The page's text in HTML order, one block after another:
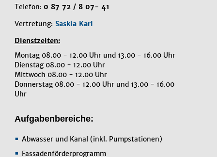
Telefon: 0 87 72 / 8 07- 41
Vertretung: Saskia Karl
Dienstzeiten:
Montag 08.00 - 12.00 Uhr und 13.00 - 16.00 Uhr
Dienstag 08.00 - 12.00 Uhr
Mittwoch 08.00 - 12.00 Uhr
Donnerstag 08.00 - 12.00 Uhr und 13.00 - 16.00
Uhr
Aufgabenbereiche:
Abwasser und Kanal (inkl. Pumpstationen)
Fassadenförderprogramm